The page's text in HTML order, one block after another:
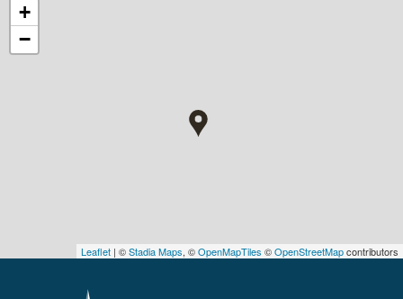
+
−
Leaflet | ©Stadia Maps, ©OpenMapTiles ©OpenStreetMapcontributors